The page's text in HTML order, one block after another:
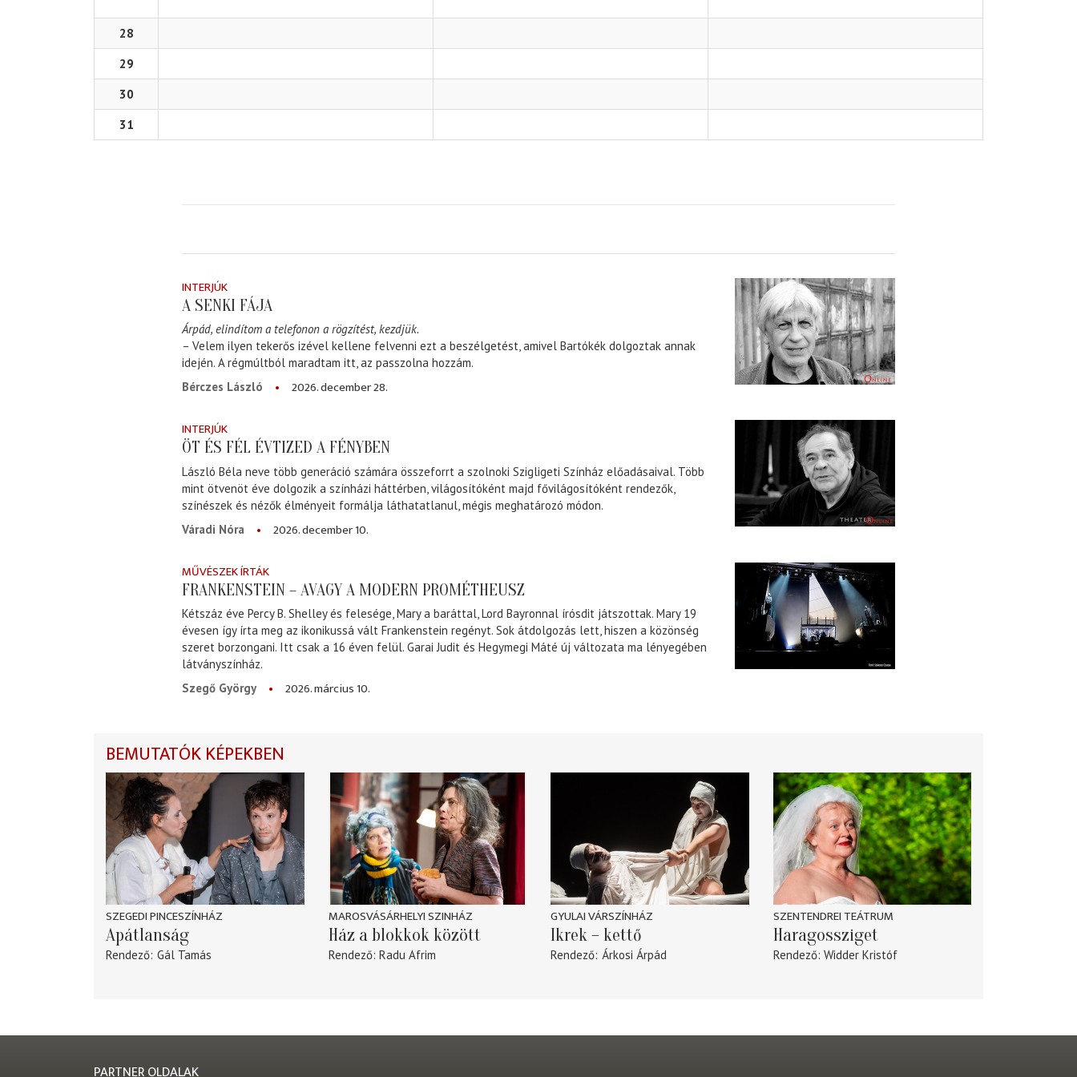
28
29
30
31
INTERJÚK
A SENKI FÁJA
Árpád, elindítom a telefonon a rögzítést, kezdjük.
– Velem ilyen tekerős izével kellene felvenni ezt a beszélgetést, amivel Bartókék dolgoztak annak
idején. A régmúltból maradtam itt, az passzolna hozzám.
Bérczes László
2026. december 28.
INTERJÚK
ÖT ÉS FÉL ÉVTIZED A FÉNYBEN
László Béla neve több generáció számára összeforrt a szolnoki Szigligeti Színház előadásaival. Több
mint ötvenöt éve dolgozik a színházi háttérben, világosítóként majd fővilágosítóként rendezők,
színészek és nézők élményeit formálja láthatatlanul, mégis meghatározó módon.
Váradi Nóra
2026. december 10.
MŰVÉSZEK ÍRTÁK
FRANKENSTEIN – AVAGY A MODERN PROMÉTHEUSZ
Kétszáz éve Percy B. Shelley és felesége, Mary a baráttal, Lord Bayronnal írósdit játszottak. Mary 19
évesen így írta meg az ikonikussá vált Frankenstein regényt. Sok átdolgozás lett, hiszen a közönség
szeret borzongani. Itt csak a 16 éven felül. Garai Judit és Hegymegi Máté új változata ma lényegében
látványszínház.
Szegő György
2026. március 10.
BEMUTATÓK KÉPEKBEN
SZEGEDI PINCESZÍNHÁZ
Apátlanság
Rendező Gál Tamás
MAROSVÁSÁRHELYI SZINHÁZ
Ház a blokkok között
Rendező Radu Afrim
GYULAI VÁRSZÍNHÁZ
Ikrek – kettő
Rendező Árkosi Árpád
SZENTENDREI TEÁTRUM
Haragossziget
Rendező Widder Kristóf
PARTNER OLDALAK